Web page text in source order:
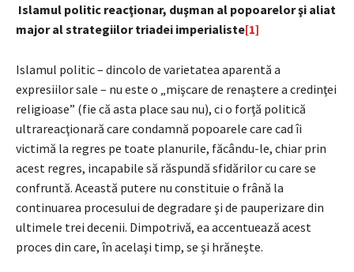
Islamul politic reacţionar, duşman al popoarelor şi aliat
major al strategiilor triadei imperialiste[1]
Islamul politic – dincolo de varietatea aparentă a
expresiilor sale – nu este o „mişcare de renaştere a credinţei
religioase” (fie că asta place sau nu), ci o forţă politică
ultrareacţionară care condamnă popoarele care cad îi
victimă la regres pe toate planurile, făcându-le, chiar prin
acest regres, incapabile să răspundă sfidărilor cu care se
confruntă. Această putere nu constituie o frână la
continuarea procesului de degradare şi de pauperizare din
ultimele trei decenii. Dimpotrivă, ea accentuează acest
proces din care, în acelaşi timp, se şi hrăneşte.